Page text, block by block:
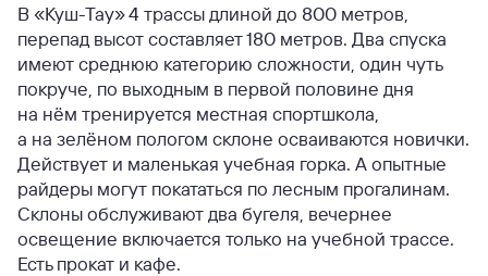
В «Куш-Тау» 4 трассы длиной до 800 метров,
перепад высот составляет 180 метров. Два спуска
имеют среднюю категорию сложности, один чуть
покруче, по выходным в первой половине дня
на нём тренируется местная спортшкола,
а на зелёном пологом склоне осваиваются новички.
Действует и маленькая учебная горка. А опытные
райдеры могут покататься по лесным прогалинам.
Склоны обслуживают два бугеля, вечернее
освещение включается только на учебной трассе.
Есть прокат и кафе.